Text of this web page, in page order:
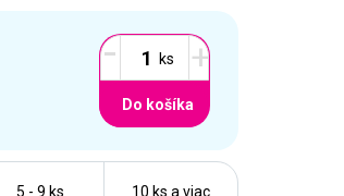
- +
Do košíka
10 ks a viac
5 - 9 ks